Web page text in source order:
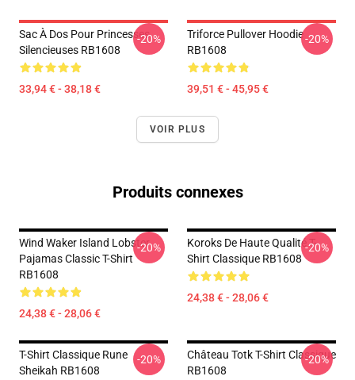
Sac À Dos Pour Princesses
Silencieuses RB1608
33,94 € - 38,18 €
-20%
Triforce Pullover Hoodie
RB1608
39,51 € - 45,95 €
-20%
VOIR PLUS
Produits connexes
Wind Waker Island Lobster
Pajamas Classic T-Shirt
RB1608
24,38 € - 28,06 €
-20%
Koroks De Haute Qualité T-
Shirt Classique RB1608
24,38 € - 28,06 €
-20%
T-Shirt Classique Rune
Sheikah RB1608
-20%
Château Totk T-Shirt Classique
RB1608
-20%